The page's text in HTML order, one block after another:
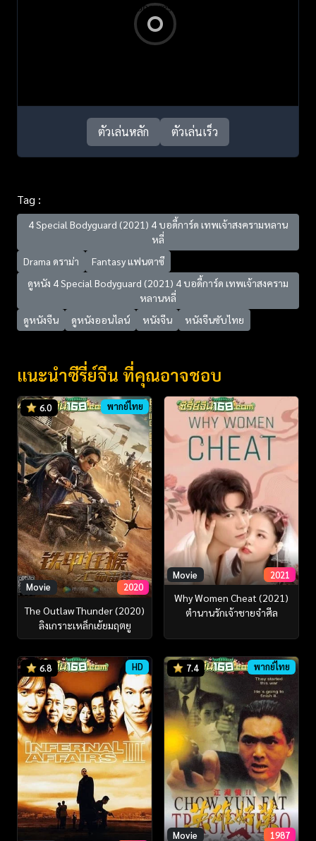
ตัวเล่นหลัก ตัวเล่นเร็ว
Tag :
4 Special Bodyguard (2021) 4 บอดี้การ์ด เทพเจ้าสงครามหลาน
หลี่
Drama ดราม่า
Fantasy แฟนตาซี
ดูหนัง 4 Special Bodyguard (2021) 4 บอดี้การ์ด เทพเจ้าสงคราม
หลานหลี่
ดูหนังจีน
ดูหนังออนไลน์ หนังจีน หนังจีนซับไทย
แนะนำซีรี่ย์จีน ที่คุณอาจชอบ
6.0 พากย์ไทย
Movie 2020
The Outlaw Thunder (2020)
ลิงเกราะเหล็กเย้ยมฤตยู
Movie 2021
Why Women Cheat (2021)
ตำนานรักเจ้าชายจำศีล
6.8 HD 7.4 พากย์ไทย
Movie 1987